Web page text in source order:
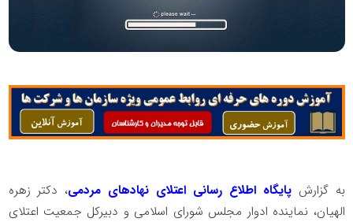
به گزارشپایگاه اطلاع رسانی اعتلای نهادهای مردمی، دکتر زهره
الهیان، نماینده ادوار مجلس شورای اسلامی و دبیرکل جمعیت اعتلای